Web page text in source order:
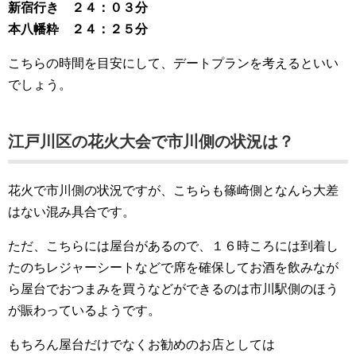
新宿行き ２４：０３分
本八幡粋 ２４：２５分
こちらの時間を目安にして、デートプランを考えるといい
でしょう。
江戸川区の花火大会で市川側の状況は？
花火で市川側の状況ですが、こちらも篠崎側となんら大差
はない混み具合です。
ただ、こちらには屋台があるので、１６時ころには到着し
たのちレジャーシートなどで席を確保してお酒を飲みなが
ら屋台でおつまみを買うなどができるのは市川駅側のほう
が賑わっているようです。
もちろん屋台だけでなくお勧めのお店としては